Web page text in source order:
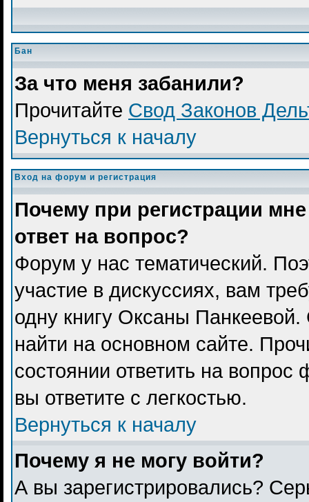
Бан
За что меня забанили?
Прочитайте Свод Законов
Вернуться к началу
Вход на форум и регистрация
Почему при регистрации
ответ на вопрос?
Форум у нас тематический.
участие в дискуссиях, вам
одну книгу Оксаны
найти на основном сайте.
состоянии ответить на
вы ответите с легкостью.
Вернуться к началу
Почему я не могу войти?
А вы зарегистрировались?